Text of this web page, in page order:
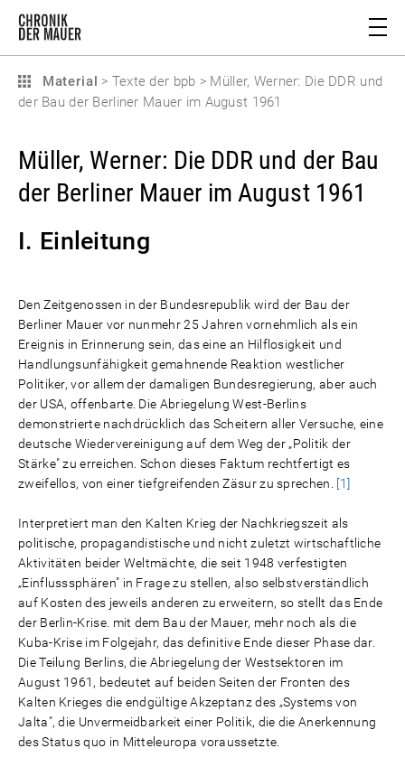
Material > Texte der bpb > Müller, Werner: Die DDR und
der Bau der Berliner Mauer im August 1961
Müller, Werner: Die DDR und der Bau
der Berliner Mauer im August 1961
I. Einleitung
Den Zeitgenossen in der Bundesrepublik wird der Bau der
Berliner Mauer vor nunmehr 25 Jahren vornehmlich als ein
Ereignis in Erinnerung sein, das eine an Hilflosigkeit und
Handlungsunfähigkeit gemahnende Reaktion westlicher
Politiker, vor allem der damaligen Bundesregierung, aber auch
der USA, offenbarte. Die Abriegelung West-Berlins
demonstrierte nachdrücklich das Scheitern aller Versuche, eine
deutsche Wiedervereinigung auf dem Weg der „Politik der
Stärke" zu erreichen. Schon dieses Faktum rechtfertigt es
zweifellos, von einer tiefgreifenden Zäsur zu sprechen.
[1]
Interpretiert man den Kalten Krieg der Nachkriegszeit als
politische, propagandistische und nicht zuletzt wirtschaftliche
Aktivitäten beider Weltmächte, die seit 1948 verfestigten
„Einflusssphären" in Frage zu stellen, also selbstverständlich
auf Kosten des jeweils anderen zu erweitern, so stellt das Ende
der Berlin-Krise. mit dem Bau der Mauer, mehr noch als die
Kuba-Krise im Folgejahr, das definitive Ende dieser Phase dar.
Die Teilung Berlins, die Abriegelung der Westsektoren im
August 1961, bedeutet auf beiden Seiten der Fronten des
Kalten Krieges die endgültige Akzeptanz des „Systems von
Jalta", die Unvermeidbarkeit einer Politik, die die Anerkennung
des Status quo in Mitteleuropa voraussetzte.